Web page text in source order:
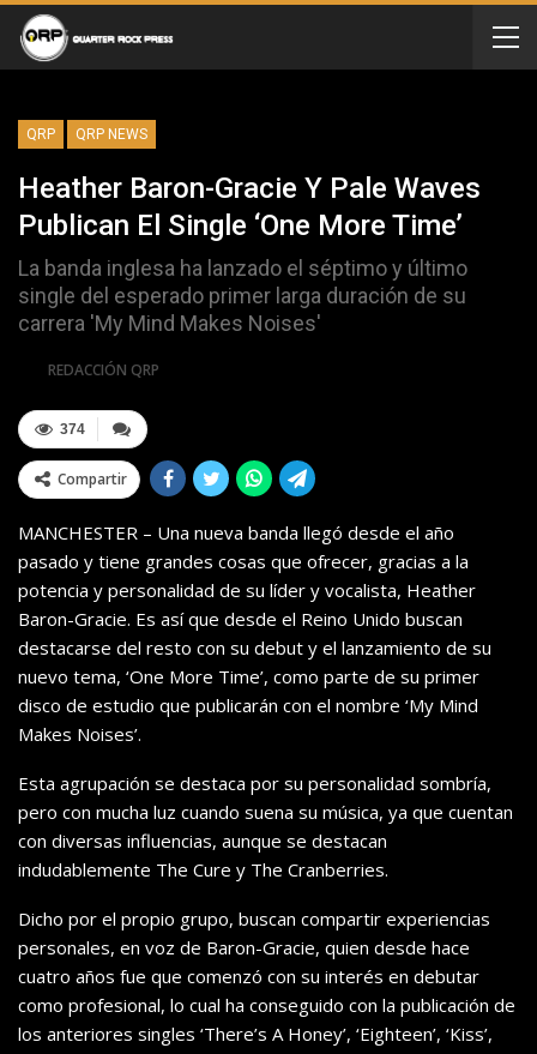
QRP QRP NEWS
Heather Baron-Gracie Y Pale Waves
Publican El Single ‘One More Time’
La banda inglesa ha lanzado el séptimo y último
single del esperado primer larga duración de su
carrera 'My Mind Makes Noises'
REDACCIÓN QRP
374
Compartir
MANCHESTER – Una nueva banda llegó desde el año
pasado y tiene grandes cosas que ofrecer, gracias a la
potencia y personalidad de su líder y vocalista, Heather
Baron-Gracie. Es así que desde el Reino Unido buscan
destacarse del resto con su debut y el lanzamiento de su
nuevo tema, ‘One More Time’, como parte de su primer
disco de estudio que publicarán con el nombre ‘My Mind
Makes Noises’.
Esta agrupación se destaca por su personalidad sombría,
pero con mucha luz cuando suena su música, ya que cuentan
con diversas influencias, aunque se destacan
indudablemente The Cure y The Cranberries.
Dicho por el propio grupo, buscan compartir experiencias
personales, en voz de Baron-Gracie, quien desde hace
cuatro años fue que comenzó con su interés en debutar
como profesional, lo cual ha conseguido con la publicación de
los anteriores singles ‘There’s A Honey’, ‘Eighteen’, ‘Kiss’,